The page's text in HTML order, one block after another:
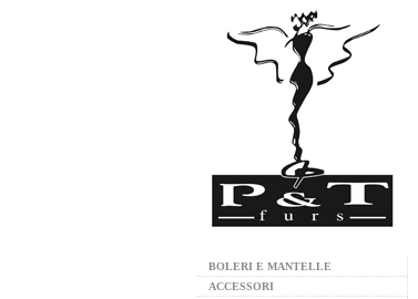
BOLERI E MANTELLE
ACCESSORI